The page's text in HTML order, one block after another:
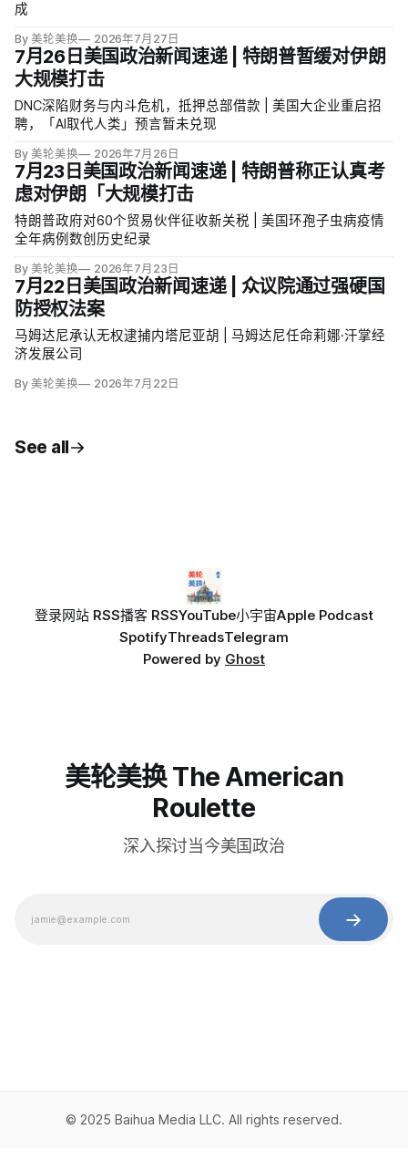
成
By 美轮美换 2026年7月27日
7月26日美国政治新闻速递 | 特朗普暂缓对伊朗
大规模打击
DNC深陷财务与内斗危机，抵押总部借款 | 美国大企业重启招
聘，「AI取代人类」预言暂未兑现
By 美轮美换 2026年7月26日
7月23日美国政治新闻速递 | 特朗普称正认真考
虑对伊朗「大规模打击
特朗普政府对60个贸易伙伴征收新关税 | 美国环孢子虫病疫情
全年病例数创历史纪录
By 美轮美换 2026年7月23日
7月22日美国政治新闻速递 | 众议院通过强硬国
防授权法案
马姆达尼承认无权逮捕内塔尼亚胡 | 马姆达尼任命莉娜·汗掌经
济发展公司
By 美轮美换 2026年7月22日
See all
登录网站 RSS播客 RSSYouTube小宇宙Apple Podcast
SpotifyThreadsTelegram
Powered by Ghost
美轮美换 The American
Roulette
深入探讨当今美国政治
© 2025 Baihua Media LLC. All rights reserved.